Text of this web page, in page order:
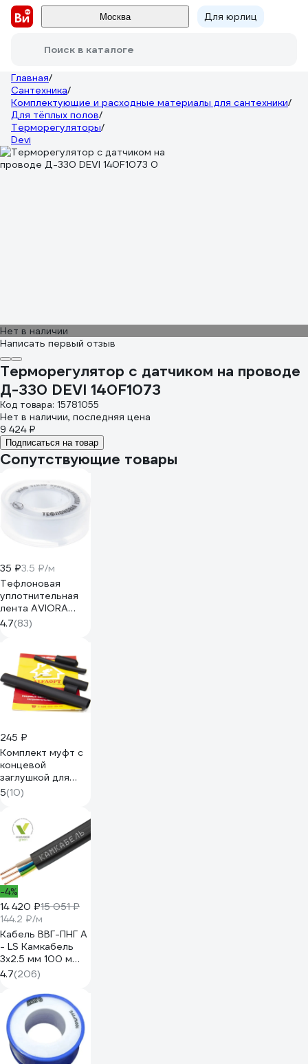
Москва Для юрлиц
Поиск в каталоге
Главная/
Сантехника/
Комплектующие и расходные материалы для сантехники/
Для тёплых полов/
Терморегуляторы/
Devi
Нет в наличии
Написать первый отзыв
Терморегулятор с датчиком на проводе
Д-330 DEVI 140F1073
Код товара: 15781055
Нет в наличии, последняя цена
9 424 ₽
Подписаться на товар
Сопутствующие товары
35 ₽3.5 ₽/м
Тефлоновая
уплотнительная
лента AVIORA
ФУМ 12 мм, 10 м
302-117
4.7(83)
245 ₽
Комплект муфт с
концевой
заглушкой для
пищевого
греющего кабеля
5(10)
-4%
14 420 ₽15 051 ₽
144.2 ₽/м
Кабель ВВГ-ПНГ А
- LS Камкабель
3x2.5 мм 100 м
ГОСТ
1157К30HG00070А0100М
4.7(206)